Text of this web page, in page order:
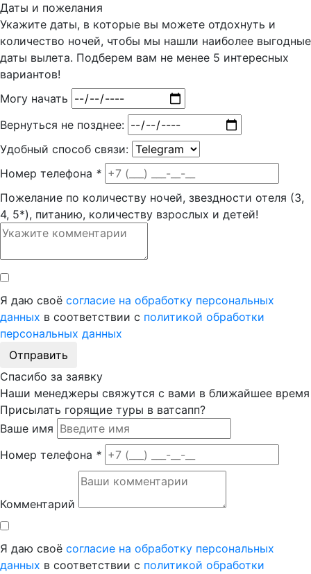
Даты и пожелания
Укажите даты, в которые вы можете отдохнуть и
количество ночей, чтобы мы нашли наиболее выгодные
даты вылета. Подберем вам не менее 5 интересных
вариантов!
Могу начать
Вернуться не позднее:
Удобный способ связи:
Номер телефона *
Пожелание по количеству ночей, звездности отеля (3,
4, 5*), питанию, количеству взрослых и детей!
Я даю своё согласие на обработку персональных
данных в соответствии с политикой обработки
персональных данных
Отправить
Спасибо за заявку
Наши менеджеры свяжутся с вами в ближайшее время
Присылать горящие туры в ватсапп?
Ваше имя
Номер телефона *
Комментарий
Я даю своё согласие на обработку персональных
данных в соответствии с политикой обработки